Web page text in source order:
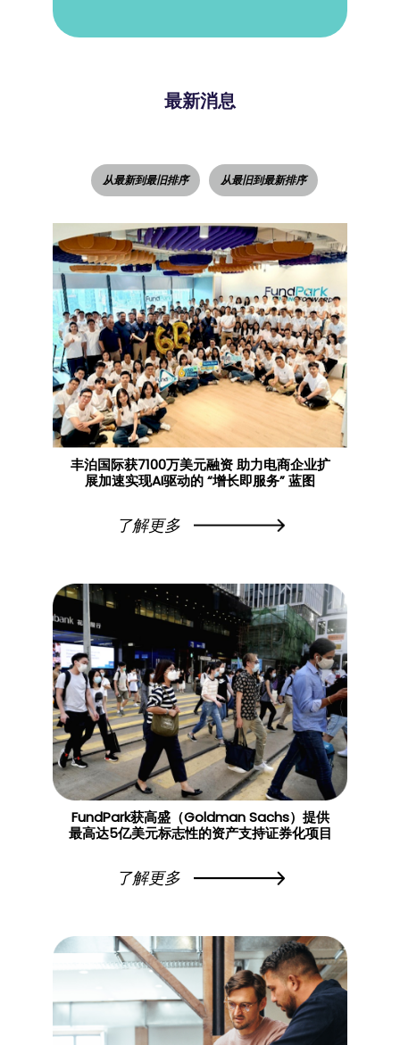
最新消息
从最新到最旧排序 从最旧到最新排序
丰泊国际获7100万美元融资 助力电商企业扩
展加速实现AI驱动的 “增长即服务” 蓝图
了解更多
FundPark获高盛（Goldman Sachs）提供
最高达5亿美元标志性的资产支持证券化项目
了解更多